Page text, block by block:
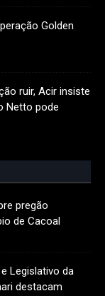
Golden
ruir, Acir insiste
Netto pode
pregão
de Cacoal
Legislativo da
destacam